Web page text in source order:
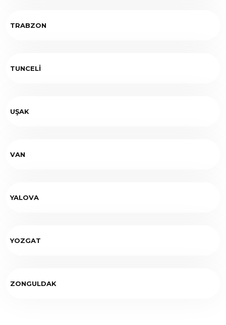
TRABZON
TUNCELİ
UŞAK
VAN
YALOVA
YOZGAT
ZONGULDAK